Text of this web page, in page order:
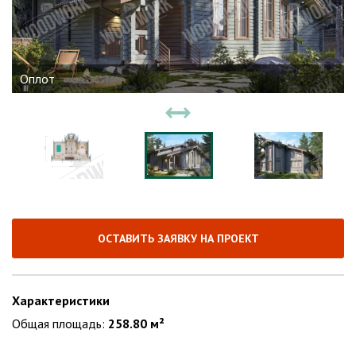
Оплот
ОСТАВИТЬ ЗАЯВКУ НА ПРОЕКТ
Характеристики
Общая площадь: 258.80 м²